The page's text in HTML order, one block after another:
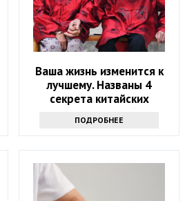
Ваша жизнь изменится к
лучшему. Названы 4
секрета китайских
долгожителей
ПОДРОБНЕЕ